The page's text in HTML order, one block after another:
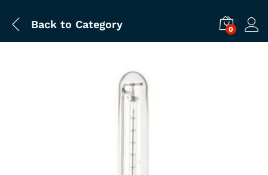
Back to Category 0